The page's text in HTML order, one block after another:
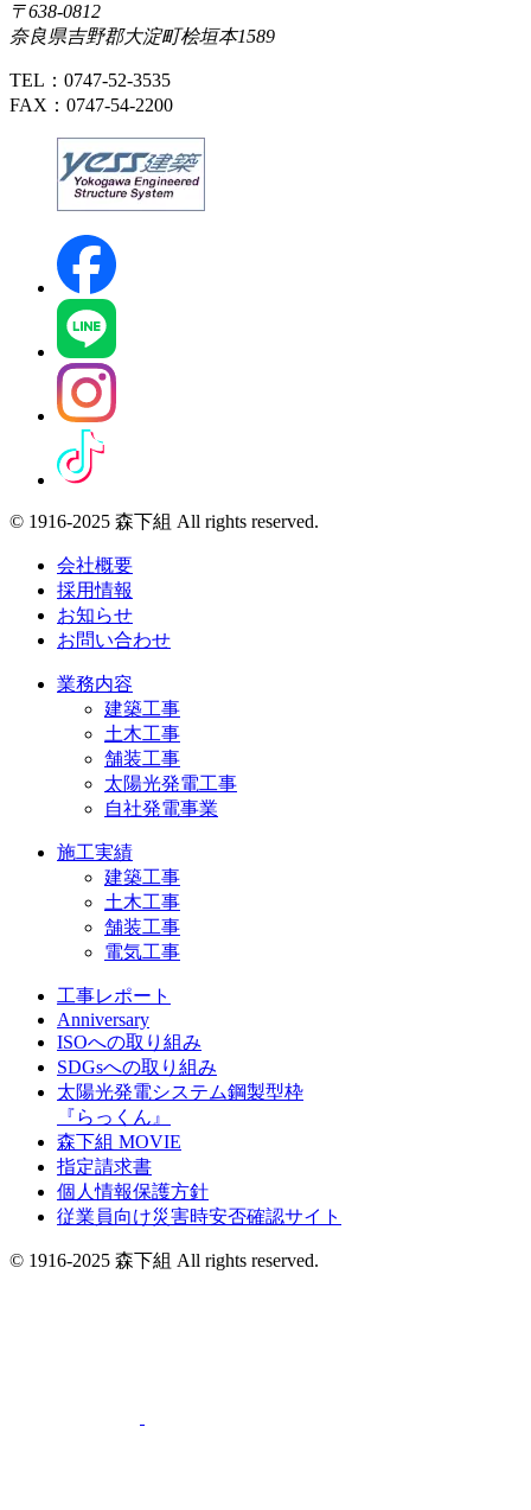
〒638-0812
奈良県吉野郡大淀町桧垣本1589
TEL：0747-52-3535
FAX：0747-54-2200
© 1916-2025 森下組 All rights reserved.
会社概要
採用情報
お知らせ
お問い合わせ
業務内容
建築工事
土木工事
舗装工事
太陽光発電工事
自社発電事業
施工実績
建築工事
土木工事
舗装工事
電気工事
工事レポート
Anniversary
ISOへの取り組み
SDGsへの取り組み
太陽光発電システム鋼製型枠
『らっくん』
森下組 MOVIE
指定請求書
個人情報保護方針
従業員向け災害時安否確認サイト
© 1916-2025 森下組 All rights reserved.